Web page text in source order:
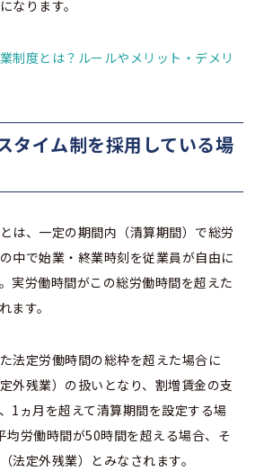
なります。
制度とは？ルールやメリット・デメリ
タイム制を採用している場
は、一定の期間内（清算期間）で総労
中で始業・終業時刻を従業員が自由に
実労働時間がこの総労働時間を超えた
ます。
法定労働時間の総枠を超えた場合に
外残業）の扱いとなり、割増賃金の支
1ヵ月を超えて清算期間を設定する場
均労働時間が50時間を超える場合、そ
法定外残業）とみなされます。